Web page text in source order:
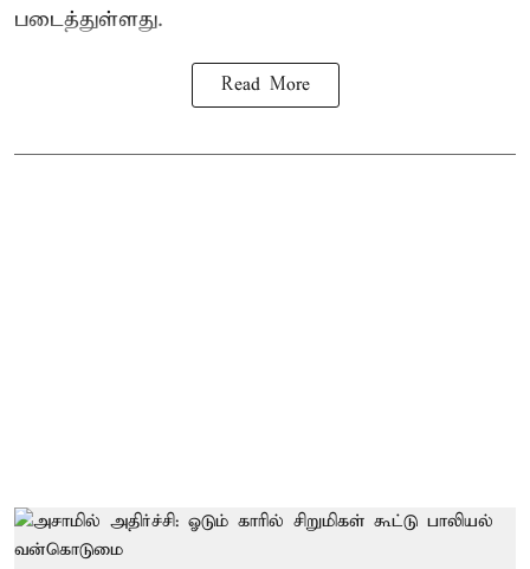
படைத்துள்ளது.
Read More